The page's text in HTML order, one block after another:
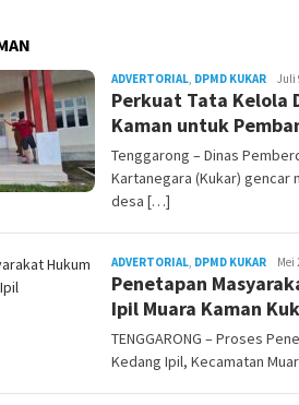
ADVERTORIAL, DPMD KUKAR Admin
Pesut
Juli
Perkuat Tata Kelola
Kaman untuk
Tenggarong – Dinas
Kartanegara (Kukar)
desa […]
ADVERTORIAL, DPMD KUKAR Admin
Pesut
Mei
Penetapan
Ipil Muara Kaman
TENGGARONG – Proses
Kedang Ipil, Kecamatan